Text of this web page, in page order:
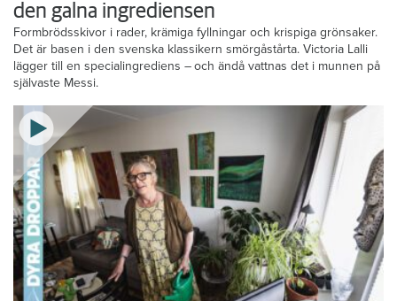
den galna ingrediensen
Formbrödsskivor i rader, krämiga fyllningar och krispiga grönsaker.
Det är basen i den svenska klassikern smörgåstårta. Victoria Lalli
lägger till en specialingrediens – och ändå vattnas det i munnen på
självaste Messi.